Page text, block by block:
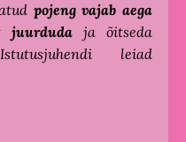
pojeng vajab aega
juurdudaja õitseda
leiad